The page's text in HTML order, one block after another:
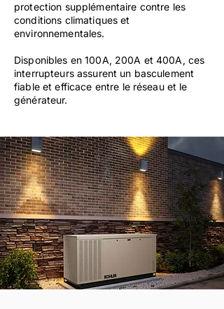
protection supplémentaire contre les
conditions climatiques et
environnementales.
Disponibles en 100A, 200A et 400A, ces
interrupteurs assurent un basculement
fiable et efficace entre le réseau et le
générateur.